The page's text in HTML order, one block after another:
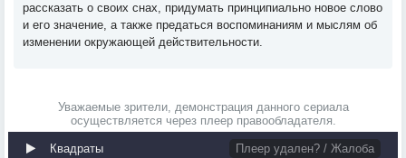
рассказать о своих снах, придумать принципиально новое слово
и его значение, а также предаться воспоминаниям и мыслям об
изменении окружающей действительности.
Уважаемые зрители, демонстрация данного сериала
осуществляется через плеер правообладателя.
Квадраты Плеер удален? / Жалоба